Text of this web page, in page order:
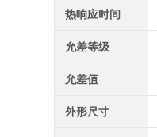
热响应时间
允差等级
允差值
外形尺寸